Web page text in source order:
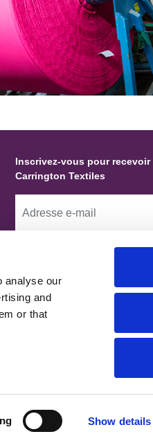
analyse our
and
or that
Show details
de confidentialité
Inscrivez-vous pour
Carrington Textiles
En cochant cette case, vous
conserver des données et des
utiliser conformément à notre
accord avec les exigences du
Vous pouvez demander que vos